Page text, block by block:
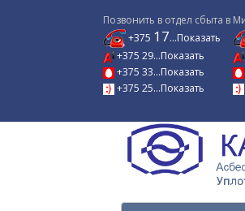
Позвонить в отдел сбыта в
+375 17...Показать
+375 29...Показать
+375 33...Показать
+375 25...Показать